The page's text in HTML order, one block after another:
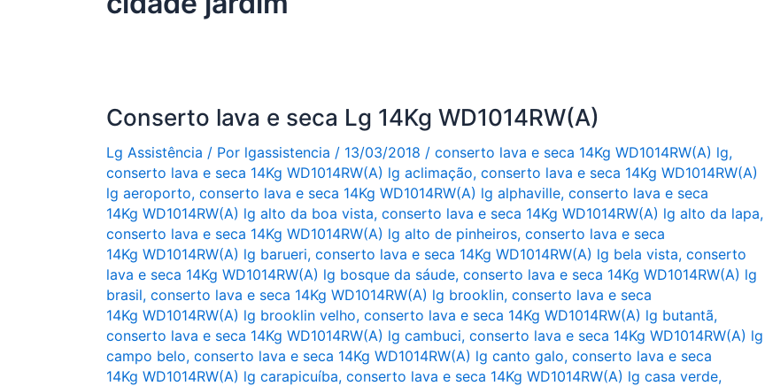
Conserto lava e seca Lg 14Kg WD1014RW(A)
Lg Assistência / Por lgassistencia / 13/03/2018 / conserto lava e seca 14Kg WD1014RW(A) lg,
conserto lava e seca 14Kg WD1014RW(A) lg aclimação, conserto lava e seca 14Kg WD1014RW(A)
lg aeroporto, conserto lava e seca 14Kg WD1014RW(A) lg alphaville, conserto lava e seca
14Kg WD1014RW(A) lg alto da boa vista, conserto lava e seca 14Kg WD1014RW(A) lg alto da lapa,
conserto lava e seca 14Kg WD1014RW(A) lg alto de pinheiros, conserto lava e seca
14Kg WD1014RW(A) lg barueri, conserto lava e seca 14Kg WD1014RW(A) lg bela vista, conserto
lava e seca 14Kg WD1014RW(A) lg bosque da sáude, conserto lava e seca 14Kg WD1014RW(A) lg
brasil, conserto lava e seca 14Kg WD1014RW(A) lg brooklin, conserto lava e seca
14Kg WD1014RW(A) lg brooklin velho, conserto lava e seca 14Kg WD1014RW(A) lg butantã,
conserto lava e seca 14Kg WD1014RW(A) lg cambuci, conserto lava e seca 14Kg WD1014RW(A) lg
campo belo, conserto lava e seca 14Kg WD1014RW(A) lg canto galo, conserto lava e seca
14Kg WD1014RW(A) lg carapicuíba, conserto lava e seca 14Kg WD1014RW(A) lg casa verde,